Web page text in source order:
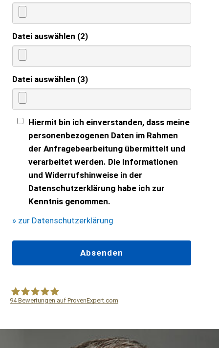
Datei auswählen (2)
Datei auswählen (3)
Hiermit bin ich einverstanden, dass meine
personenbezogenen Daten im Rahmen
der Anfragebearbeitung übermittelt und
verarbeitet werden. Die Informationen
und Widerrufshinweise in der
Datenschutzerklärung habe ich zur
Kenntnis genommen.
» zur Datenschutzerklärung
94Bewertungen auf ProvenExpert.com